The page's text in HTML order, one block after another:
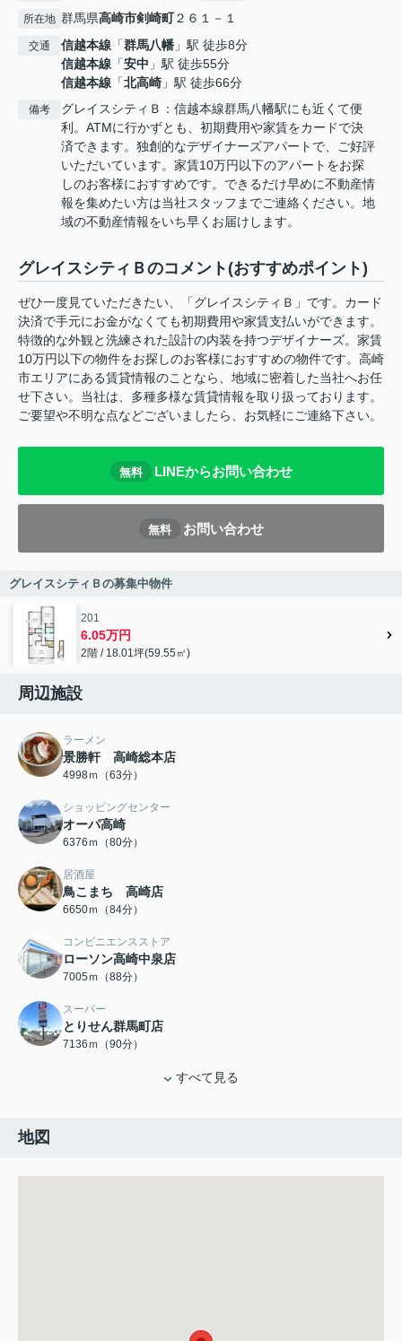
所在地 群馬県高崎市剣崎町２６１－１
交通 信越本線 「群馬八幡 」駅 徒歩8分
信越本線 「安中 」駅 徒歩55分
信越本線 「北高崎 」駅 徒歩66分
備考
グレイスシティＢ：信越本線群馬八幡駅にも近くて便
利。ATMに行かずとも、初期費用や家賃をカードで決
済できます。独創的なデザイナーズアパートで、ご好評
いただいています。家賃10万円以下のアパートをお探
しのお客様におすすめです。できるだけ早めに不動産情
報を集めたい方は当社スタッフまでご連絡ください。地
域の不動産情報をいち早くお届けします。
グレイスシティＢのコメント(おすすめポイント)
ぜひ一度見ていただきたい、「グレイスシティＢ」です。カード
決済で手元にお金がなくても初期費用や家賃支払いができます。
特徴的な外観と洗練された設計の内装を持つデザイナーズ。家賃
10万円以下の物件をお探しのお客様におすすめの物件です。高崎
市エリアにある賃貸情報のことなら、地域に密着した当社へお任
せ下さい。当社は、多種多様な賃貸情報を取り扱っております。
ご要望や不明な点などございましたら、お気軽にご連絡下さい。
無料 LINEからお問い合わせ
無料 お問い合わせ
グレイスシティＢの募集中物件
201
6.05万円
2階 / 18.01坪(59.55㎡)
周辺施設
ラーメン
景勝軒 高崎総本店
4998ｍ（63分）
ショッピングセンター
オーパ高崎
6376ｍ（80分）
居酒屋
鳥こまち 高崎店
6650ｍ（84分）
コンビニエンスストア
ローソン高崎中泉店
7005ｍ（88分）
スーパー
とりせん群馬町店
7136ｍ（90分）
すべて見る
地図